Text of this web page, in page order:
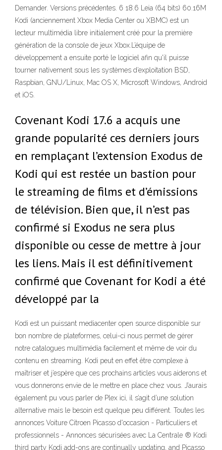
Demander. Versions précédentes. 6 18.6 Leia (64 bits) 60.16M
Kodi (anciennement Xbox Media Center ou XBMC) est un
lecteur multimédia libre initialement créé pour la première
génération de la console de jeux Xbox.L’équipe de
développement a ensuite porté le logiciel afin qu'il puisse
tourner nativement sous les systèmes d’exploitation BSD,
Raspbian, GNU/Linux, Mac OS X, Microsoft Windows, Android
et iOS.
Covenant Kodi 17.6 a acquis une
grande popularité ces derniers jours
en remplaçant l’extension Exodus de
Kodi qui est restée un bastion pour
le streaming de films et d’émissions
de télévision. Bien que, il n’est pas
confirmé si Exodus ne sera plus
disponible ou cesse de mettre à jour
les liens. Mais il est définitivement
confirmé que Covenant for Kodi a été
développé par la
Kodi est un puissant mediacenter open source disponible sur
bon nombre de plateformes, celui-ci nous permet de gérer
notre catalogues multimédia facilement et même de voir du
contenu en streaming. Kodi peut en effet être complexe à
maîtriser et j’espère que ces prochains articles vous aiderons et
vous donnerons envie de le mettre en place chez vous. J’aurais
également pu vous parler de Plex ici, il s’agit d’une solution
alternative mais le besoin est quelque peu différent. Toutes les
annonces Voiture Citroen Picasso d'occasion - Particuliers et
professionnels - Annonces sécurisées avec La Centrale ® Kodi
third party Kodi add-ons are continually updating, and Picasso